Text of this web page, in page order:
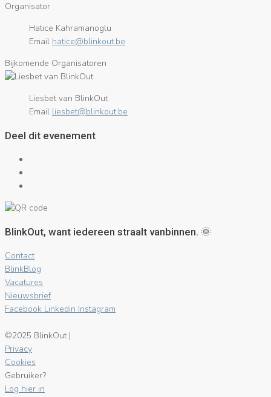
Organisator
Hatice Kahramanoglu
Email eb.tuoknilb@ecitah
Bijkomende Organisatoren
Liesbet van BlinkOut
Email eb.tuoknilb@tebseil
Deel dit evenement
BlinkOut, want iedereen straalt vanbinnen. 🌞
Contact
BlinkBlog
Vacatures
Nieuwsbrief
Facebook Linkedin Instagram
©2025 BlinkOut |
Privacy
Cookies
Gebruiker?
Log hier in